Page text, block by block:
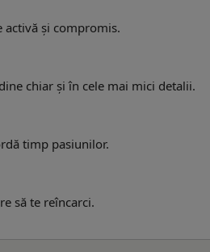
activă și compromis.
chiar și în cele mai mici detalii.
timp pasiunilor.
să te reîncarci.